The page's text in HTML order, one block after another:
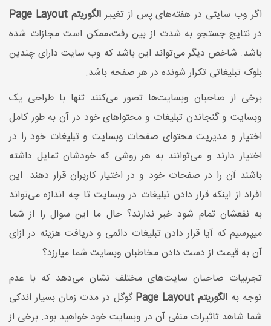
اگر وب سایتی در هفته‌های پس از تغییرالگوریتم Page Layout
در نتایج جستجو به شدت از بین رفت،ممکن است مجازات شده
باشد. شاخص دیگر می‌تواند این باشد که وب سایت دارای چندین
بلوک تبلیغاتی تکرار شونده در هر صفحه باشد.
برخی از صاحبان وبسایت‌ها تصور می‌کنند تنها با طراحی یک
وبسایت و گنجاندن تبلیغات و محتواهای خود در آن به طور کامل
اختیار و مدیریت محتوای صفحات وبسایت و تبلیغات خود را در
اختیار دارند و می‌توانند به هر روشی که خودشان تمایل داشته
باشند آن را در صفحات خود و در اختیار کاربران قرار دهند. این
افراد از اینکه قرار دادن تبلیغات در وبسایت تا چه اندازه می‌تواند
به نفعشان تمام شود خبر ندارند؟ حال ما این سوال را از شما
میپرسیم که آیا قرار دادن تبلیغات دائمی و دریافت هزینه در ازای
آن به قیمت از دست دادن مخاطبان وبسایت شما می‍‌ارزد؟
تجربیات صاحبان سایت‌های مختلف نشان می‌دهد که با عدم
توجه به الگوریتم Page Layout
گوگل در مدت زمان بسیار اندکی
شما شاهد تاثیرات منفی آن در وبسایت خود خواهید بود. برخی از